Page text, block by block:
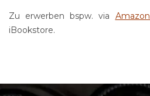
Zu erwerben bspw. via
iBookstore.